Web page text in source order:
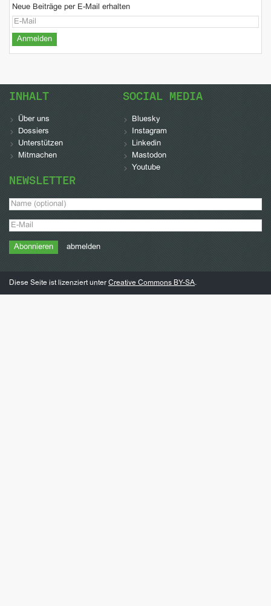
Neue Beiträge per E-Mail erhalten
INHALT
Über uns
Dossiers
Unterstützen
Mitmachen
SOCIAL MEDIA
Bluesky
Instagram
Linkedin
Mastodon
Youtube
NEWSLETTER
abmelden
Diese Seite ist lizenziert unter Creative Commons BY-SA.